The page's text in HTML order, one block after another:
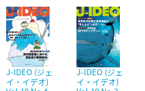
J-IDEO (ジェ
イ・イデオ)
J-IDEO (ジェ
イ・イデオ)